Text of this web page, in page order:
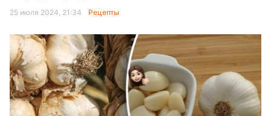
25 июля 2024, 21:34 Рецепты